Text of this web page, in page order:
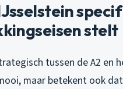
stelt
tussen de A2 en
maar betekent ook